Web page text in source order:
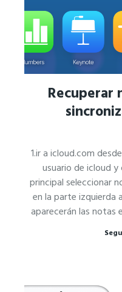
Recuperar
1.ir a icloud.com
usuario de icloud y
principal seleccionar
en la parte izquierda
aparecerán las notas